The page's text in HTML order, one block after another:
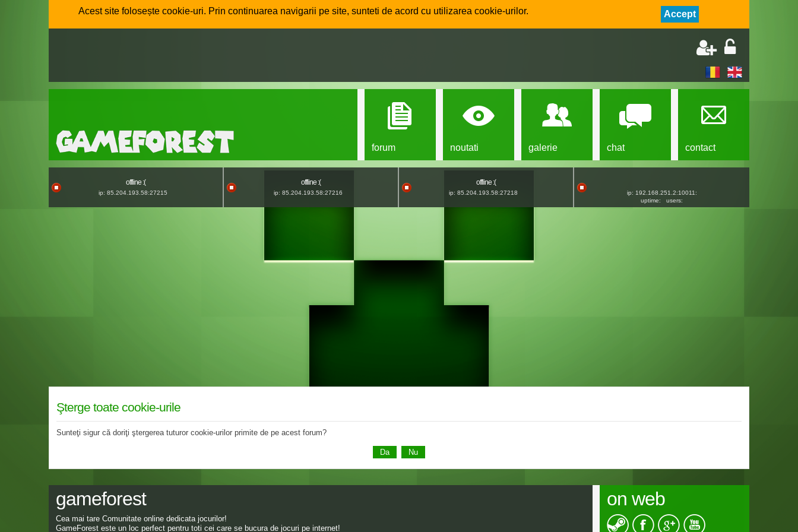
Acest site folosește cookie-uri. Prin continuarea navigarii pe site, sunteti de acord cu utilizarea cookie-urilor. Accept
forum noutati galerie chat contact
offline :(
ip: 85.204.193.58:27215
offline :(
ip: 85.204.193.58:27216
offline :(
ip: 85.204.193.58:27218
ip: 192.168.251.2:10011:
uptime:
users:
Şterge toate cookie-urile
Sunteţi sigur că doriţi ştergerea tuturor cookie-urilor primite de pe acest forum?
gameforest
Cea mai tare Comunitate online dedicata jocurilor!
GameForest este un loc perfect pentru toti cei care se bucura de jocuri pe internet!
on web